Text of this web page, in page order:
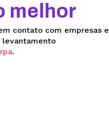
melhor
contato com empresas e
levantamento
.